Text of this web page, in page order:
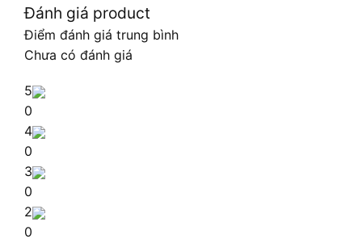
Đánh giá product
Điểm đánh giá trung bình
Chưa có đánh giá
5
0
4
0
3
0
2
0